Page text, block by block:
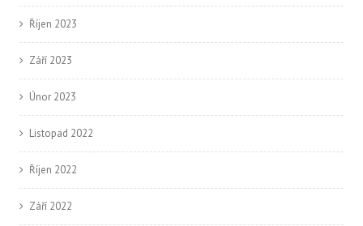
Říjen 2023
Září 2023
Únor 2023
Listopad 2022
Říjen 2022
Září 2022